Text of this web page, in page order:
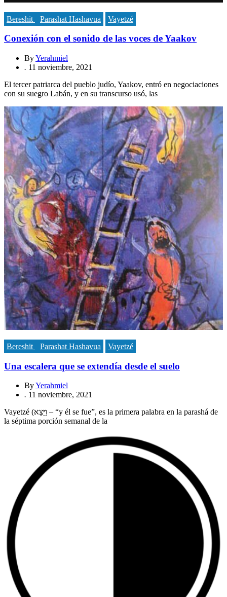
Bereshit Parashat Hashavua Vayetzé
Conexión con el sonido de las voces de Yaakov
ByYerahmiel
. 11 noviembre, 2021
El tercer patriarca del pueblo judío, Yaakov, entró en negociaciones
con su suegro Labán, y en su transcurso usó, las
Bereshit Parashat Hashavua Vayetzé
Una escalera que se extendía desde el suelo
ByYerahmiel
. 11 noviembre, 2021
Vayetzé (וַיֵּצֵא – “y él se fue”, es la primera palabra en la parashá de
la séptima porción semanal de la